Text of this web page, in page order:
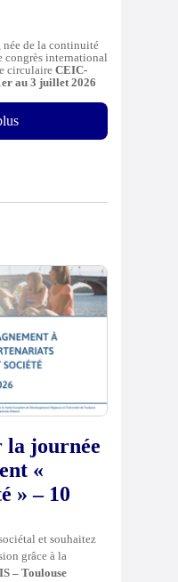
, née de la continuité
congrès international
circulaire CEIC-
au 3 juillet 2026
la journée
«
» – 10
et souhaitez
grâce à la
– Toulouse